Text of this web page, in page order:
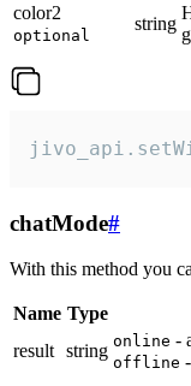
color2
optional
string
chatMode#
With this method you
Name Type
result string online -
offline